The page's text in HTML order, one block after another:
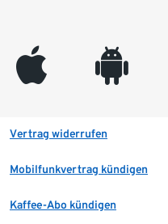
appleinc android
Vertrag widerrufen
Mobilfunkvertrag kündigen
Kaffee-Abo kündigen